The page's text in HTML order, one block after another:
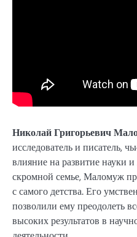
Николай Григорьевич
исследователь и писатель,
влияние на развитие науки
скромной семье, Маломуж
с самого детства. Его
позволили ему преодолеть
высоких результатов в